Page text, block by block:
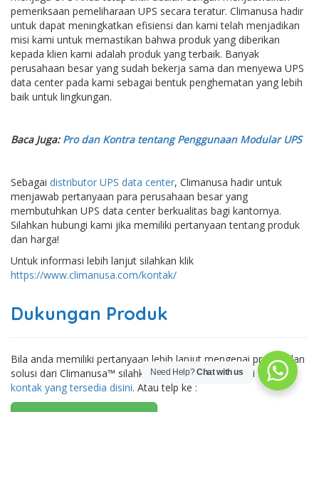
pemeriksaan pemeliharaan UPS secara teratur. Climanusa hadir
untuk dapat meningkatkan efisiensi dan kami telah menjadikan
misi kami untuk memastikan bahwa produk yang diberikan
kepada klien kami adalah produk yang terbaik. Banyak
perusahaan besar yang sudah bekerja sama dan menyewa UPS
data center pada kami sebagai bentuk penghematan yang lebih
baik untuk lingkungan.
Baca Juga: Pro dan Kontra tentang Penggunaan Modular UPS
Sebagai distributor UPS data center, Climanusa hadir untuk
menjawab pertanyaan para perusahaan besar yang
membutuhkan UPS data center berkualitas bagi kantornya.
Silahkan hubungi kami jika memiliki pertanyaan tentang produk
dan harga!
Untuk informasi lebih lanjut silahkan klik
https://www.climanusa.com/kontak/
Dukungan Produk
Bila anda memiliki pertanyaan lebih lanjut mengenai produk dan
solusi dari Climanusa™ silahkan hubungi kami melalui form
kontak yang tersedia disini. Atau telp ke :
Need Help?Chat with us